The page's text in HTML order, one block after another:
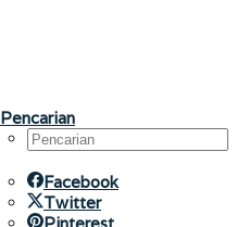
Pencarian
Facebook
Twitter